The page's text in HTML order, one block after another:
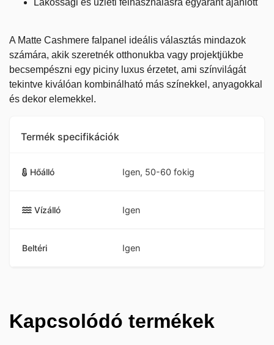
A Matte Cashmere falpanel ideális választás mindazok
számára, akik szeretnék otthonukba vagy projektjükbe
becsempészni egy piciny luxus érzetet, ami színvilágát
tekintve kiválóan kombinálható más színekkel, anyagokkal
és dekor elemekkel.
Termék specifikációk
Hőálló Igen, 50-60 fokig
Vízálló Igen
Beltéri Igen
Kapcsolódó termékek